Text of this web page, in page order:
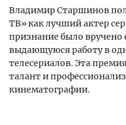
Владимир Старшинов
ТВ» как лучший актер
признание было вручено
выдающуюся работу в
телесериалов. Эта
талант и
кинематографии.